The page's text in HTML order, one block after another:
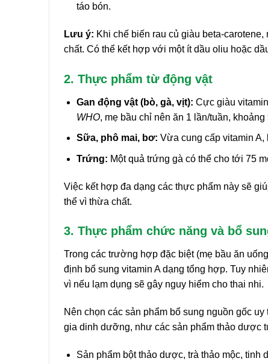
táo bón.
Lưu ý: Khi chế biến rau củ giàu beta-
chất. Có thể kết hợp với một ít dầu oliu hoặc
2. Thực phẩm từ động vật
Gan động vật (bò, gà, vịt): Cực giàu
WHO, mẹ bầu chỉ nên ăn 1 lần/tuần,
Sữa, phô mai, bơ: Vừa cung cấp vitamin A,
Trứng: Một quả trứng gà có thể cho tới 75
Việc kết hợp đa dạng các thực phẩm này sẽ
thể vì thừa chất.
3. Thực phẩm chức năng và bổ
Trong các trường hợp đặc biệt (mẹ bầu ăn
định bổ sung vitamin A dạng tổng hợp. Tuy
vì nếu lạm dụng sẽ gây nguy hiểm cho thai nhi.
Nên chọn các sản phẩm bổ sung nguồn gốc
gia dinh dưỡng, như các sản phẩm thảo dược
Sản phẩm bột thảo dược, trà thảo mộc, tinh